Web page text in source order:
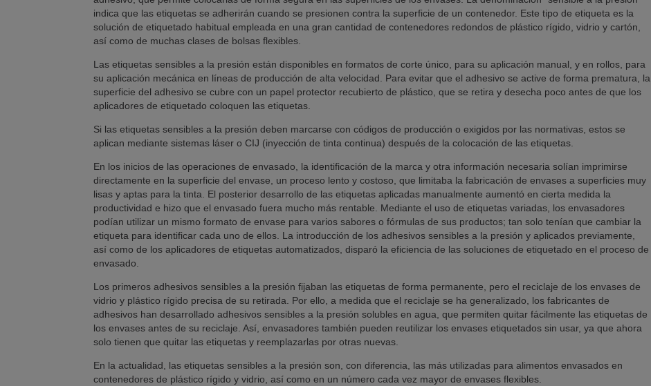
indica que las etiquetas se adherirán cuando se presionen contra la superficie de un contenedor. Este tipo de etiqueta es la
solución de etiquetado habitual empleada en una gran cantidad de contenedores redondos de plástico rígido, vidrio y cartón,
así como de muchas clases de bolsas flexibles.
Las etiquetas sensibles a la presión están disponibles en formatos de corte único, para su aplicación manual, y en rollos, para
su aplicación mecánica en líneas de producción de alta velocidad. Para evitar que el adhesivo se active de forma prematura, la
superficie del adhesivo se cubre con un papel protector recubierto de plástico, que se retira y desecha poco antes de que los
aplicadores de etiquetado coloquen las etiquetas.
Si las etiquetas sensibles a la presión deben marcarse con códigos de producción o exigidos por las normativas, estos se
aplican mediante sistemas láser o CIJ (inyección de tinta continua) después de la colocación de las etiquetas.
En los inicios de las operaciones de envasado, la identificación de la marca y otra información necesaria solían imprimirse
directamente en la superficie del envase, un proceso lento y costoso, que limitaba la fabricación de envases a superficies muy
lisas y aptas para la tinta. El posterior desarrollo de las etiquetas aplicadas manualmente aumentó en cierta medida la
productividad e hizo que el envasado fuera mucho más rentable. Mediante el uso de etiquetas variadas, los envasadores
podían utilizar un mismo formato de envase para varios sabores o fórmulas de sus productos; tan solo tenían que cambiar la
etiqueta para identificar cada uno de ellos. La introducción de los adhesivos sensibles a la presión y aplicados previamente,
así como de los aplicadores de etiquetas automatizados, disparó la eficiencia de las soluciones de etiquetado en el proceso de
envasado.
Los primeros adhesivos sensibles a la presión fijaban las etiquetas de forma permanente, pero el reciclaje de los envases de
vidrio y plástico rígido precisa de su retirada. Por ello, a medida que el reciclaje se ha generalizado, los fabricantes de
adhesivos han desarrollado adhesivos sensibles a la presión solubles en agua, que permiten quitar fácilmente las etiquetas de
los envases antes de su reciclaje. Así, envasadores también pueden reutilizar los envases etiquetados sin usar, ya que ahora
solo tienen que quitar las etiquetas y reemplazarlas por otras nuevas.
En la actualidad, las etiquetas sensibles a la presión son, con diferencia, las más utilizadas para alimentos envasados en
contenedores de plástico rígido y vidrio, así como en un número cada vez mayor de envases flexibles.